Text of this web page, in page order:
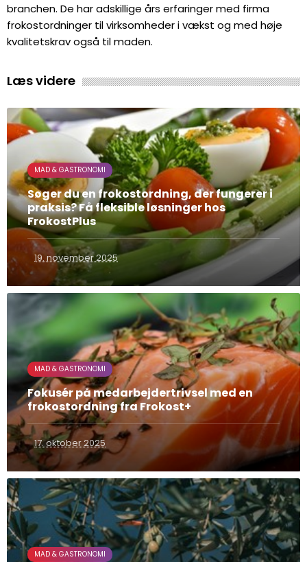
branchen. De har adskillige års erfaringer med firma
frokostordninger til virksomheder i vækst og med høje
kvalitetskrav også til maden.
Læs videre
MAD & GASTRONOMI
Søger du en frokostordning, der fungerer i
praksis? Få fleksible løsninger hos
FrokostPlus
19. november 2025
MAD & GASTRONOMI
Fokusér på medarbejdertrivsel med en
frokostordning fra Frokost+
17. oktober 2025
MAD & GASTRONOMI